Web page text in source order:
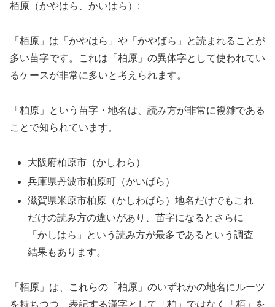
栢原（かやはら、かいはら）:
「栢原」は「かやはら」や「かやばら」と読まれることが
多い苗字です。これは「柏原」の異体字として使われてい
るケースが非常に多いと考えられます。
「柏原」という苗字・地名は、読み方が非常に複雑である
ことで知られています。
大阪府柏原市（かしわら）
兵庫県丹波市柏原町（かいばら）
滋賀県米原市柏原（かしわばら）地名だけでもこれ
だけの読み方の違いがあり、苗字になるとさらに
「かしはら」という読み方が最多であるという調査
結果もあります。
「栢原」は、これらの「柏原」のいずれかの地名にルーツ
を持ちつつ、表記する漢字として「柏」ではなく「栢」を